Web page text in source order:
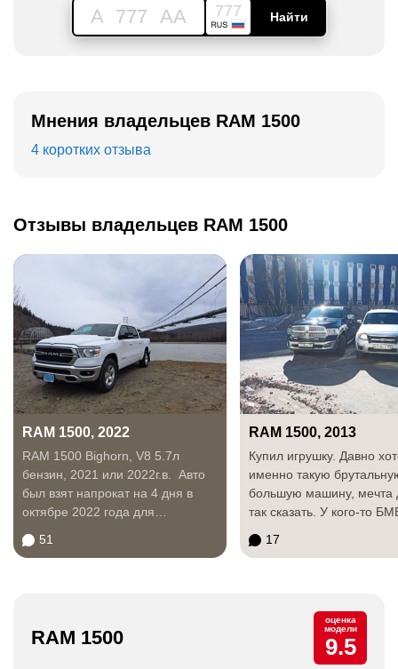
A 777 AA 777 Найти
Мнения владельцев RAM 1500
4 коротких отзыва
Отзывы владельцев RAM 1500
RAM 1500, 2022
RAM 1500 Bighorn, V8 5.7л
бензин, 2021 или 2022г.в. Авто
был взят напрокат на 4 дня в
октябре 2022 года для
51
RAM 1500, 2013
Купил игрушку. Давно
именно такую
большую машину, мечта
так сказать. У кого-то
17
RAM 1500
оценка
модели
9.5